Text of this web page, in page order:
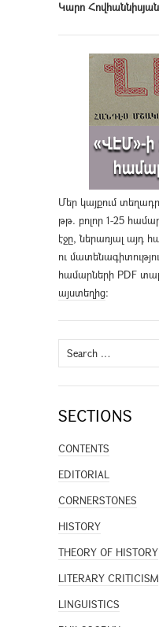
Կարո
Մեր կայքում
թթ. բոլոր 1-25
էջը, ներառյալ այդ
ու
համարների PDF
այստեղից։
Search
for:
SECTIONS
CONTENTS
EDITORIAL
CORNERSTONES
HISTORY
THEORY OF HISTORY
LITERARY CRITICISM
LINGUISTICS